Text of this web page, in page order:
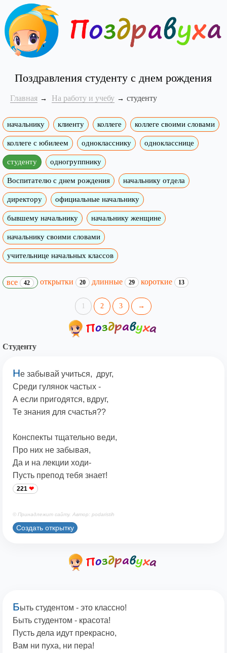
Поздравления студенту с днем рождения
Главная На работу и учебу студенту
начальнику клиенту коллеге коллеге своими словами
коллеге с юбилеем однокласснику однокласснице
студенту одногруппнику
Воспитателю с днем рождения начальнику отдела
директору официальные начальнику
бывшему начальнику начальнику женщине
начальнику своими словами
учительнице начальных классов
все 42 открытки 20 длинные 29 короткие 13
1 2 3 →
Студенту
Не забывай учиться, друг,
Среди гулянок частых -
А если пригодятся, вдруг,
Те знания для счастья??
Конспекты тщательно веди,
Про них не забывая,
Да и на лекции ходи-
Пусть препод тебя знает!
221
© Принадлежит сайту. Автор: podaristih
Создать открытку
Быть студентом - это классно!
Быть студентом - красота!
Пусть дела идут прекрасно,
Вам ни пуха, ни пера!